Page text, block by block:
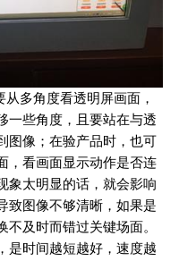
多角度看透明屏画面，
一些角度，且要站在与透
图像；在验产品时，也可
，看画面显示动作是否连
象太明显的话，就会影响
致图像不够清晰，如果是
及时而错过关键场面。
是时间越短越好，速度越